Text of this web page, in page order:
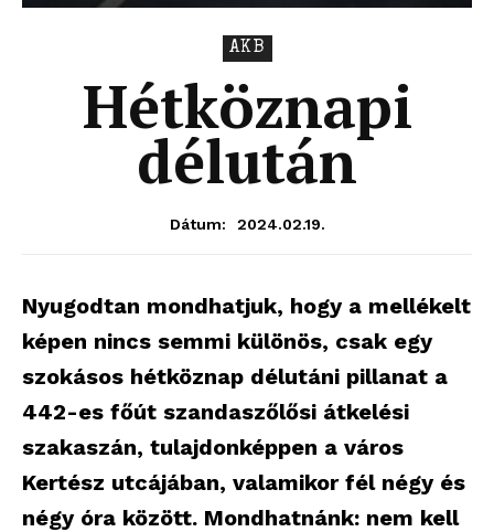
AKB
Hétköznapi
délután
Dátum: 2024.02.19.
Nyugodtan mondhatjuk, hogy a mellékelt
képen nincs semmi különös, csak egy
szokásos hétköznap délutáni pillanat a
442-es főút szandaszőlősi átkelési
szakaszán, tulajdonképpen a város
Kertész utcájában, valamikor fél négy és
négy óra között. Mondhatnánk: nem kell